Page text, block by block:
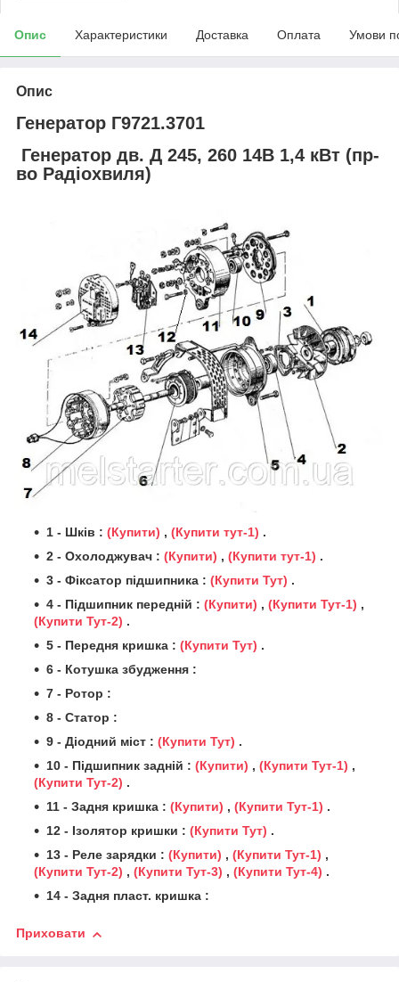
Опис Характеристики Доставка Оплата Умови
Опис
Генератор Г9721.3701
Генератор дв. Д 245, 260 14В 1,4 кВт (пр-
во Радіохвиля)
1 - Шків : (Купити) , (Купити тут-1) .
2 - Охолоджувач : (Купити) , (Купити тут-1) .
3 - Фіксатор підшипника : (Купити Тут) .
4 - Підшипник передній : (Купити) , (Купити Тут-1) ,
(Купити Тут-2) .
5 - Передня кришка : (Купити Тут) .
6 - Котушка збудження :
7 - Ротор :
8 - Статор :
9 - Діодний міст : (Купити Тут) .
10 - Підшипник задній : (Купити) , (Купити Тут-1) ,
(Купити Тут-2) .
11 - Задня кришка : (Купити) , (Купити Тут-1) .
12 - Ізолятор кришки : (Купити Тут) .
13 - Реле зарядки : (Купити) , (Купити Тут-1) ,
(Купити Тут-2) , (Купити Тут-3) , (Купити Тут-4) .
14 - Задня пласт. кришка :
Приховати